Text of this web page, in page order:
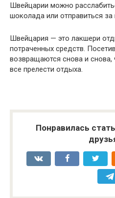
Швейцарии можно
шоколада или отправиться за
Швейцария — это лакшери
потраченных средств.
возвращаются снова и
все прелести отдыха.
Понравилась